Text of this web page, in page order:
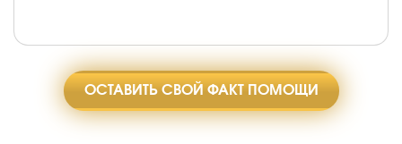
ОСТАВИТЬ СВОЙ ФАКТ ПОМОЩИ